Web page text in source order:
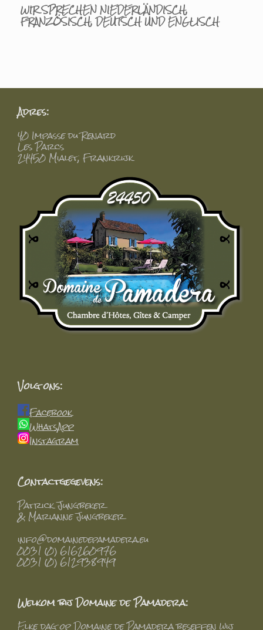
WIR SPRECHEN NIEDERLÄNDISCH,
FRANZÖSISCH, DEUTSCH UND ENGLISCH
Adres:
40 Impasse du Renard
Les Parcs
24450 Mialet, Frankrijk
Volg ons:
Facebook
WhatsApp
Instagram
Contactgegevens:
Patrick Jungbeker
& Marianne Jungbeker
info@domainedepamadera.eu
0031 (0) 616260976
0031 (0) 612938949
Welkom bij Domaine de Pamadera:
Elke dag op Domaine de Pamadera beseffen wij